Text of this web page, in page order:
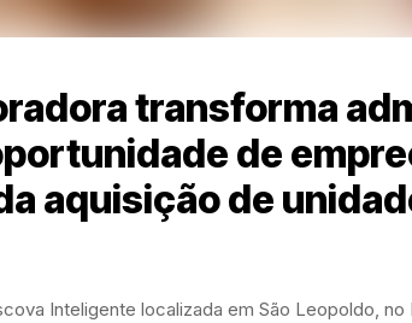
transforma
de
aquisição de
Inteligente localizada em São Leopoldo, no